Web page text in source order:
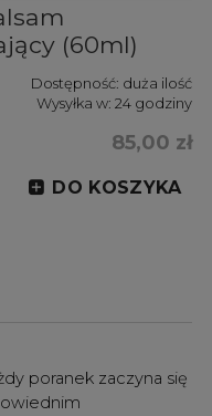
(60ml)
Dostępność: duża ilość
Wysyłka w: 24 godziny
85,00 zł
DO KOSZYKA
poranek zaczyna się